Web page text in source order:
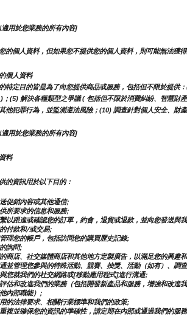
用於您業務的所有內容]
的個人資料，但如果您不提供您的個人資料，則可能無法獲得
個人資料
特定目的皆是為了向您提供商品或服務，包括但不限於提
；(5) 解決各種類型之爭議 ( 包括但不限於消費糾紛、智慧
他犯罪行為，並監測遵法風險；(10) 調查針對個人安全、
用於您業務的所有內容]
料
的資訊用於以下目的：
促銷內容或其他通信;
所要求的信息和服務;
以跟進或確認您的訂單，約會，退貨或退款，並向您發送與
付款和/或交易;
理您的帳戶，包括訪問您的購買歷史記錄;
詢問;
商店、社交媒體商店和其他地方定製廣告，以滿足您的興趣
並管理您參與的特殊活動、競賽、抽獎、活動（如有）、調
您就我們的社交網路或[移動應用程式]進行溝通;
估和改進我們的業務（包括開發新產品和服務，增強和改進
內部職能）;
的法律要求、相關行業標準和我們的政策;
複並確保您的資訊的準確性，請定期在內部或通過我們的服